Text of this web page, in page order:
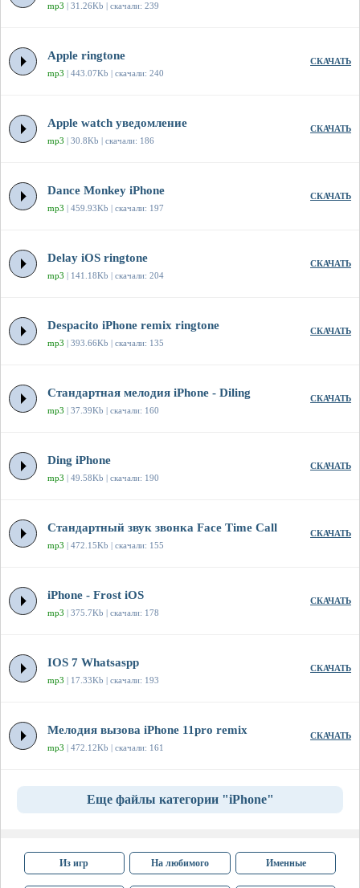
mp3 | 31.26Kb | скачали: 239
Apple ringtone
mp3 | 443.07Kb | скачали: 240
СКАЧАТЬ
Apple watch уведомление
mp3 | 30.8Kb | скачали: 186
СКАЧАТЬ
Dance Monkey iPhone
mp3 | 459.93Kb | скачали: 197
СКАЧАТЬ
Delay iOS ringtone
mp3 | 141.18Kb | скачали: 204
СКАЧАТЬ
Despacito iPhone remix ringtone
mp3 | 393.66Kb | скачали: 135
СКАЧАТЬ
Стандартная мелодия iPhone - Diling
mp3 | 37.39Kb | скачали: 160
СКАЧАТЬ
Ding iPhone
mp3 | 49.58Kb | скачали: 190
СКАЧАТЬ
Стандартный звук звонка Face Time Call
mp3 | 472.15Kb | скачали: 155
СКАЧАТЬ
iPhone - Frost iOS
mp3 | 375.7Kb | скачали: 178
СКАЧАТЬ
IOS 7 Whatsaspp
mp3 | 17.33Kb | скачали: 193
СКАЧАТЬ
Мелодия вызова iPhone 11pro remix
mp3 | 472.12Kb | скачали: 161
СКАЧАТЬ
Еще файлы категории "iPhone"
Из игр На любимого Именные